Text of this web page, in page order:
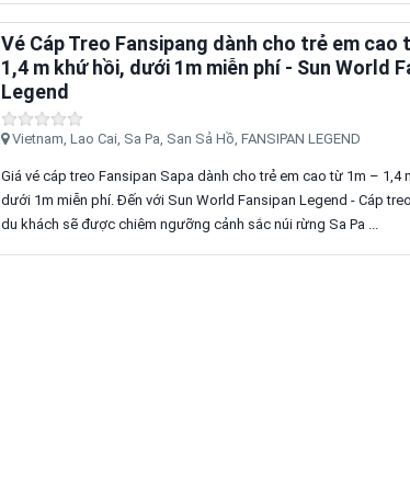
Vé Cáp Treo Fansipang dành cho trẻ em cao
1,4 m khứ hồi, dưới 1m miễn phí - Sun World
Legend
Vietnam, Lao Cai, Sa Pa, San Sả Hồ, FANSIPAN LEGEND
Giá vé cáp treo Fansipan Sapa dành cho trẻ em cao từ 1m – 1,4
dưới 1m miễn phí. Đến với Sun World Fansipan Legend - Cáp
du khách sẽ được chiêm ngưỡng cảnh sắc núi rừng Sa Pa ...